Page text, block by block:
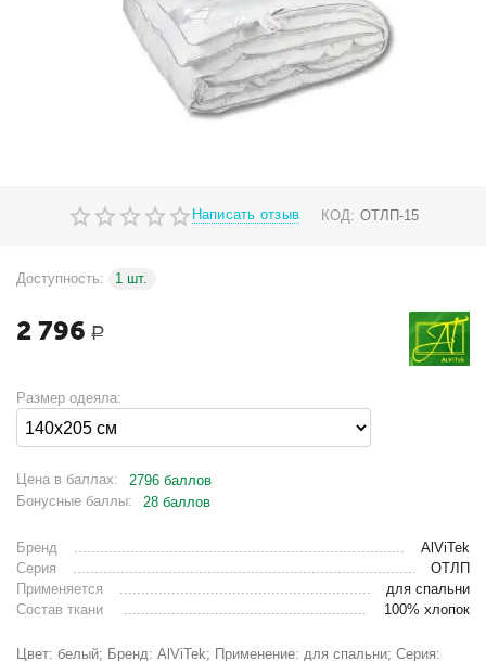
Написать отзыв КОД: ОТЛП-15
Доступность: 1 шт.
2 796 Р
Размер одеяла:
Цена в баллах:
2796 баллов
Бонусные баллы:
28 баллов
Бренд
AlViTek
Серия
ОТЛП
Применяется
для спальни
Состав ткани
100% хлопок
Цвет: белый; Бренд: AlViTek; Применение: для спальни; Серия: